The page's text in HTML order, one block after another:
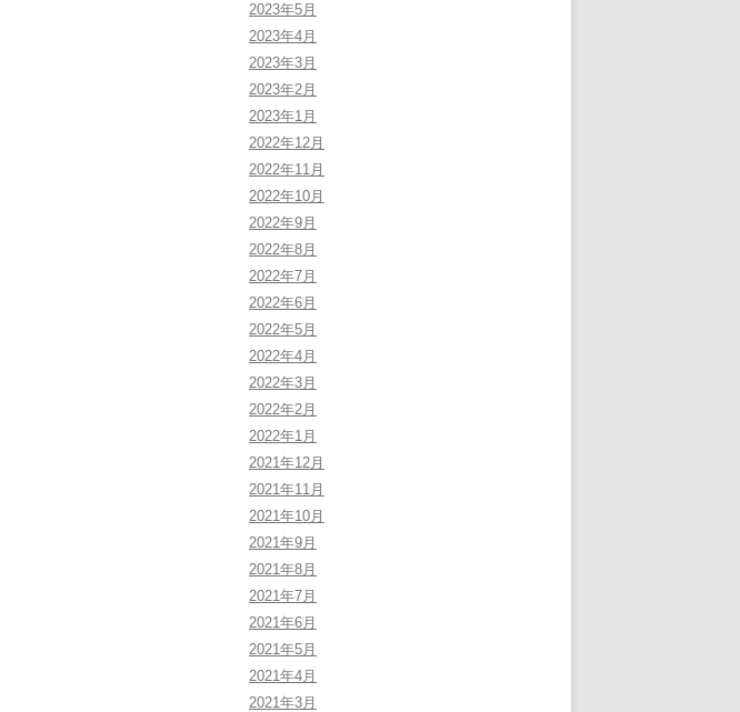
2023年5月
2023年4月
2023年3月
2023年2月
2023年1月
2022年12月
2022年11月
2022年10月
2022年9月
2022年8月
2022年7月
2022年6月
2022年5月
2022年4月
2022年3月
2022年2月
2022年1月
2021年12月
2021年11月
2021年10月
2021年9月
2021年8月
2021年7月
2021年6月
2021年5月
2021年4月
2021年3月